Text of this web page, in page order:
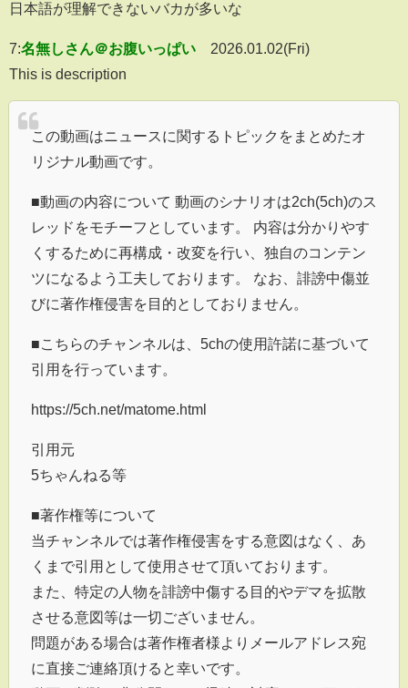
日本語が理解できないバカが多いな
7:名無しさん＠お腹いっぱい
2026.01.02(Fri)
This is description
この動画はニュースに関するトピックをまとめたオ
リジナル動画です。
■動画の内容について 動画のシナリオは2ch(5ch)のス
レッドをモチーフとしています。 内容は分かりやす
くするために再構成・改変を行い、独自のコンテン
ツになるよう工夫しております。 なお、誹謗中傷並
びに著作権侵害を目的としておりません。
■こちらのチャンネルは、5chの使用許諾に基づいて
引用を行っています。
https://5ch.net/matome.html
引用元
5ちゃんねる等
■著作権等について
当チャンネルでは著作権侵害をする意図はなく、あ
くまで引用として使用させて頂いております。
また、特定の人物を誹謗中傷する目的やデマを拡散
させる意図等は一切ございません。
問題がある場合は著作権者様よりメールアドレス宛
に直接ご連絡頂けると幸いです。